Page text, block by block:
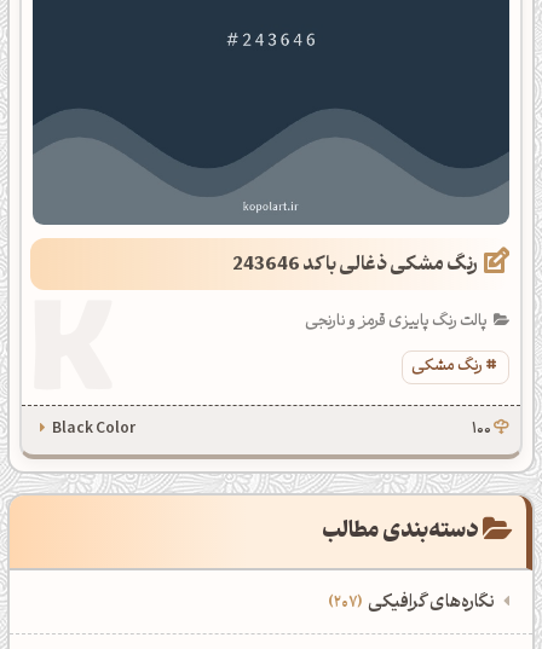
رنگ ‌مشکی ذغالی با کد 243646
پالت رنگ پاییزی قرمز و نارنجی
رنگ ‌مشکی
100
Black Color
دسته‌بندی مطالب
نگاره‌های گرافیکی 207